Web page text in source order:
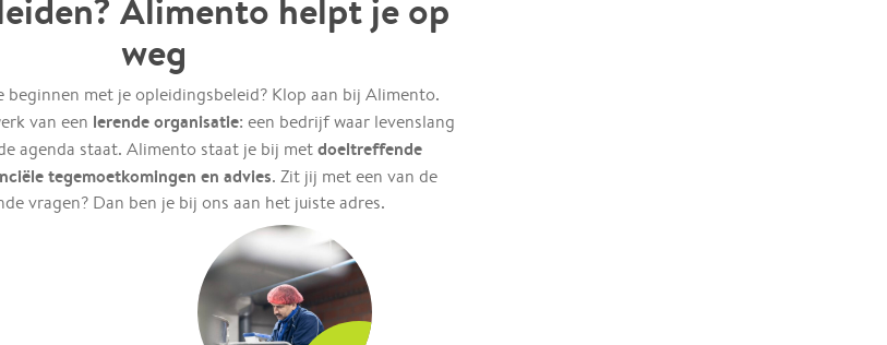
Alimento helpt je op
weg
beginnen met je opleidingsbeleid? Klop aan bij Alimento.
van een lerende organisatie: een bedrijf waar levenslang
agenda staat. Alimento staat je bij metdoeltreffende
tegemoetkomingen en advies. Zit jij met een van de
vragen? Dan ben je bij ons aan het juiste adres.